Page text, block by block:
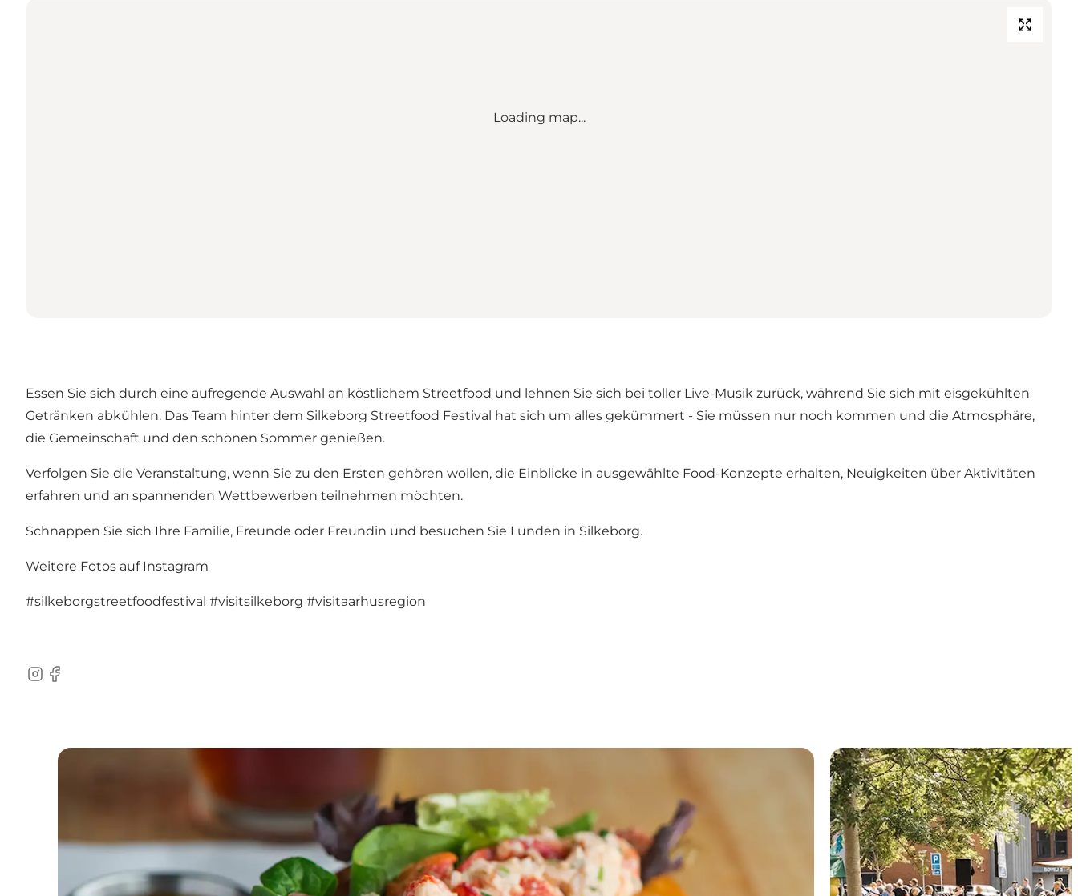
Loading map...
Essen Sie sich durch eine aufregende Auswahl an köstlichem Streetfood und lehnen Sie sich bei toller Live-Musik zurück, während Sie sich mit eisgekühlten
Getränken abkühlen. Das Team hinter dem Silkeborg Streetfood Festival hat sich um alles gekümmert - Sie müssen nur noch kommen und die Atmosphäre,
die Gemeinschaft und den schönen Sommer genießen.
Verfolgen Sie die Veranstaltung, wenn Sie zu den Ersten gehören wollen, die Einblicke in ausgewählte Food-Konzepte erhalten, Neuigkeiten über Aktivitäten
erfahren und an spannenden Wettbewerben teilnehmen möchten.
Schnappen Sie sich Ihre Familie, Freunde oder Freundin und besuchen Sie Lunden in Silkeborg.
Weitere Fotos auf Instagram
#silkeborgstreetfoodfestival #visitsilkeborg #visitaarhusregion
Instagram
Facebook